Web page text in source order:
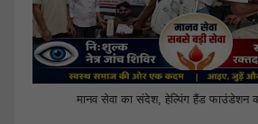
मानव सेवा का संदेश, हेल्पिंग हैंड फाउंडेशन